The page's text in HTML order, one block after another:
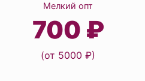
Мелкий опт
700 ₽
(от 5000 ₽)